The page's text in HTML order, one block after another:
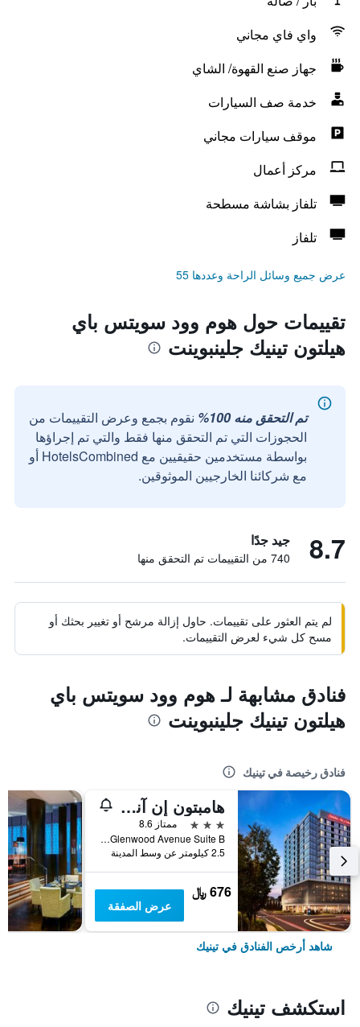
واي فاي مجاني
جهاز صنع القهوة/ الشاي
خدمة صف السيارات
موقف سيارات مجاني
مركز أعمال
تلفاز بشاشة مسطحة
تلفاز
عرض جميع وسائل الراحة وعددها 55
تقييمات حول هوم وود سويتس باي
هيلتون تينيك جلينبوينت
تم التحقق منه 100%
نقوم بجمع وعرض التقييمات من
الحجوزات التي تم التحقق منها فقط والتي تم إجراؤها
بواسطة مستخدمين حقيقيين مع HotelsCombined أو
مع شركائنا الخارجيين الموثوقين.
8.7 جيد جدًا
740 من التقييمات تم التحقق منها
لم يتم العثور على تقييمات. حاول إزالة مرشح أو تغيير بحثك أو
مسح كل شيء لعرض التقييمات.
فنادق مشابهة لـ هوم وود سويتس باي
هيلتون تينيك جلينبوينت
فنادق رخيصة في تينيك
هامبتون إن آند سويتس تينيك جلين بوينت
3 نجوم
ممتاز 8.6
One Glenwood Avenue Suite B, تينيك, NJ, الولايات المتحدة الأميريكية
2.5 كيلومتر عن وسط المدينة
676 ﷼
عرض الصفقة
شاهد أرخص الفنادق في تينيك
استكشف تينيك